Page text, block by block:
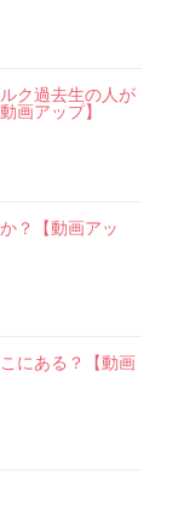
ク過去生の人が
画アップ】
？【動画アッ
にある？【動画